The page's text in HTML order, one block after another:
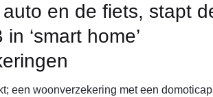
en de fiets, stapt
in ‘smart home’
een woonverzekering met een